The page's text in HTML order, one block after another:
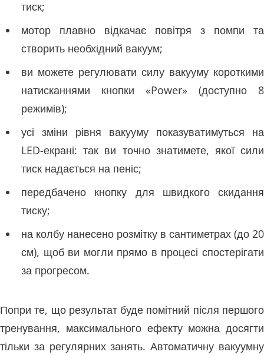
тиск;
мотор плавно відкачає повітря з помпи та
створить необхідний вакуум;
ви можете регулювати силу вакууму короткими
натисканнями кнопки «Power» (доступно 8
режимів);
усі зміни рівня вакууму показуватимуться на
LED-екрані: так ви точно знатимете, якої сили
тиск надається на пеніс;
передбачено кнопку для швидкого скидання
тиску;
на колбу нанесено розмітку в сантиметрах (до 20
см), щоб ви могли прямо в процесі спостерігати
за прогресом.
Попри те, що результат буде помітний після першого
тренування, максимального ефекту можна досягти
тільки за регулярних занять. Автоматичну вакуумну